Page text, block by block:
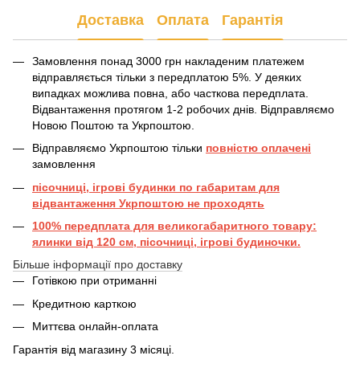
Доставка Оплата Гарантія
Замовлення понад 3000 грн накладеним платежем
відправляється тільки з передплатою 5%. У деяких
випадках можлива повна, або часткова передплата.
Відвантаження протягом 1-2 робочих днів. Відправляємо
Новою Поштою та Укрпоштою.
Відправляємо Укрпоштою тільки повністю оплачені
замовлення
пісочниці, ігрові будинки по габаритам для
відвантаження Укрпоштою не проходять
100% передплата для великогабаритного товару:
ялинки від 120 см, пісочниці, ігрові будиночки.
Більше інформації про доставку
Готівкою при отриманні
Кредитною карткою
Миттєва онлайн-оплата
Гарантія від магазину 3 місяці.